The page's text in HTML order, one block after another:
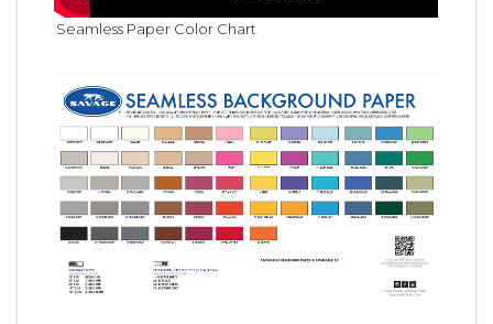
Seamless Paper Color Chart